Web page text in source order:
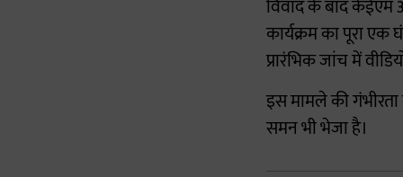
विवाद के बाद केईएम
कार्यक्रम का पूरा
प्रारंभिक जांच में
इस मामले की
समन भी भेजा है।